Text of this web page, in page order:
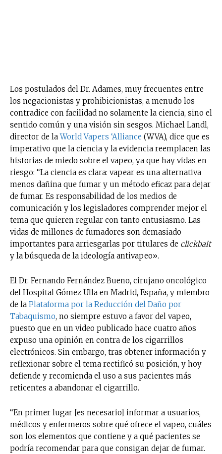
receive all the news of vaping and
tobacco harm reduction in your email.
SUBSCRIBIRSE
Los postulados del Dr. Adames, muy frecuentes entre
los negacionistas y prohibicionistas, a menudo los
contradice con facilidad no solamente la ciencia, sino el
sentido común y una visión sin sesgos. Michael Landl,
director de laWorld Vapers ‘Alliance (WVA), dice que es
imperativo que la ciencia y la evidencia reemplacen las
historias de miedo sobre el vapeo, ya que hay vidas en
riesgo: “La ciencia es clara: vapear es una alternativa
menos dañina que fumar y un método eficaz para dejar
de fumar. Es responsabilidad de los medios de
comunicación y los legisladores comprender mejor el
tema que quieren regular con tanto entusiasmo. Las
vidas de millones de fumadores son demasiado
importantes para arriesgarlas por titulares de clickbait
y la búsqueda de la ideología antivapeo».
El Dr. Fernando Fernández Bueno, cirujano oncológico
del Hospital Gómez Ulla en Madrid, España, y miembro
de la Plataforma por la Reducción del Daño por
Tabaquismo, no siempre estuvo a favor del vapeo,
puesto que en un video publicado hace cuatro años
expuso una opinión en contra de los cigarrillos
electrónicos. Sin embargo, tras obtener información y
reflexionar sobre el tema rectificó su posición, y hoy
defiende y recomienda el uso a sus pacientes más
reticentes a abandonar el cigarrillo.
“En primer lugar [es necesario] informar a usuarios,
médicos y enfermeros sobre qué ofrece el vapeo, cuáles
son los elementos que contiene y a qué pacientes se
podría recomendar para que consigan dejar de fumar.